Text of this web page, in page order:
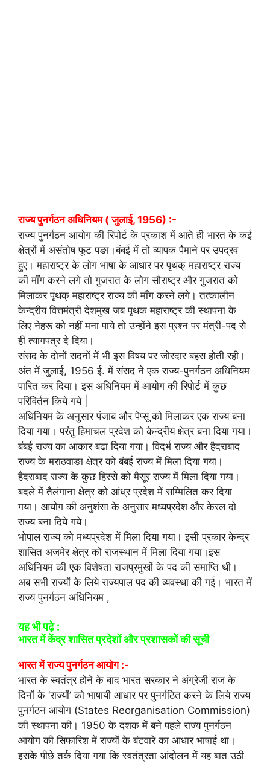
राज्य पुनर्गठन अधिनियम ( जुलाई, 1956) :-
राज्य पुनर्गठन आयोग की रिपोर्ट के प्रकाश में आते ही भारत के कई
क्षेत्रों में असंतोष फूट पङा।बंबई में तो व्यापक पैमाने पर उपद्रव
हुए। महाराष्ट्र के लोग भाषा के आधार पर पृथक् महाराष्ट्र राज्य
की माँग करने लगे तो गुजरात के लोग सौराष्ट्र और गुजरात को
मिलाकर पृथक् महाराष्ट्र राज्य की माँग करने लगे। तत्कालीन
केन्द्रीय वित्तमंत्री देशमुख जब पृथक महाराष्ट्र की स्थापना के
लिए नेहरू को नहीं मना पाये तो उन्होंने इस प्रश्न पर मंत्री-पद से
ही त्यागपत्र दे दिया।
संसद के दोनों सदनों में भी इस विषय पर जोरदार बहस होती रही।
अंत में जुलाई, 1956 ई. में संसद ने एक राज्य-पुनर्गठन अधिनियम
पारित कर दिया। इस अधिनियम में आयोग की रिपोर्ट में कुछ
परिविर्तन किये गये |
अधिनियम के अनुसार पंजाब और पेप्सू को मिलाकर एक राज्य बना
दिया गया। परंतु हिमाचल प्रदेश को केन्द्रीय क्षेत्र बना दिया गया।
बंबई राज्य का आकार बढा दिया गया। विदर्भ राज्य और हैदराबाद
राज्य के मराठवाङा क्षेत्र को बंबई राज्य में मिला दिया गया।
हैदराबाद राज्य के कुछ हिस्से को मैसूर राज्य में मिला दिया गया।
बदले में तैलंगाना क्षेत्र को आंध्र प्रदेश में सम्मिलित कर दिया
गया। आयोग की अनुशंसा के अनुसार मध्यप्रदेश और केरल दो
राज्य बना दिये गये।
भोपाल राज्य को मध्यप्रदेश में मिला दिया गया। इसी प्रकार केन्द्र
शासित अजमेर क्षेत्र को राजस्थान में मिला दिया गया।इस
अधिनियम की एक विशेषता राजप्रमुखों के पद की समाप्ति थी।
अब सभी राज्यों के लिये राज्यपाल पद की व्यवस्था की गई। भारत में
राज्य पुनर्गठन अधिनियम ,
यह भी पढ़े :
भारत में केंद्र शासित प्रदेशों और प्रशासकों की सूची
भारत में राज्य पुनर्गठन आयोग :-
भारत के स्वतंत्र होने के बाद भारत सरकार ने अंग्रेजी राज के
दिनों के ‘राज्यों’ को भाषायी आधार पर पुनर्गठित करने के लिये राज्य
पुनर्गठन आयोग (States Reorganisation Commission)
की स्थापना की। 1950 के दशक में बने पहले राज्य पुनर्गठन
आयोग की सिफारिश में राज्यों के बंटवारे का आधार भाषाई था।
इसके पीछे तर्क दिया गया कि स्वतंत्रता आंदोलन में यह बात उठी